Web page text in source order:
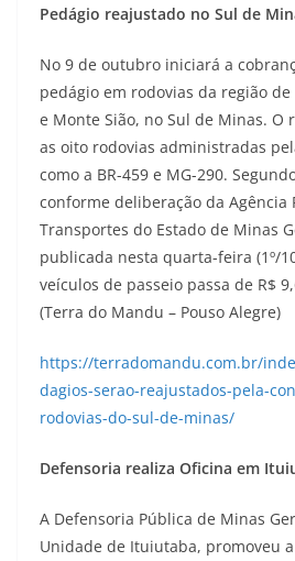
Pedágio reajustado no Sul de
No 9 de outubro iniciará a
pedágio em rodovias da região
e Monte Sião, no Sul de Minas. O
as oito rodovias administradas
como a BR-459 e MG-290.
conforme deliberação da Agência
Transportes do Estado de Minas
publicada nesta quarta-feira (1º/
veículos de passeio passa de R$
(Terra do Mandu – Pouso Alegre)
https://terradomandu.com.br/
dagios-serao-reajustados-pela-
rodovias-do-sul-de-minas/
Defensoria realiza Oficina em
A Defensoria Pública de Minas
Unidade de Ituiutaba, promoveu